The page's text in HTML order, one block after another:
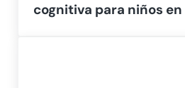
cognitiva para niños